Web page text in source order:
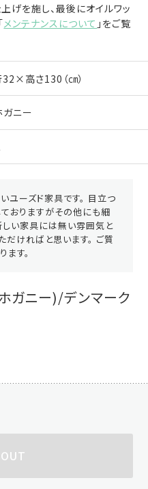
げを施し、最後にオイルワッ
メンテナンスについて 」をご覧
高さ130（㎝）
ガニー
ユーズド家具です。 目立つ
おりますがその他にも細
い家具には無い雰囲気と
だければと思います。 ご質
す。
ガニー)/デンマーク